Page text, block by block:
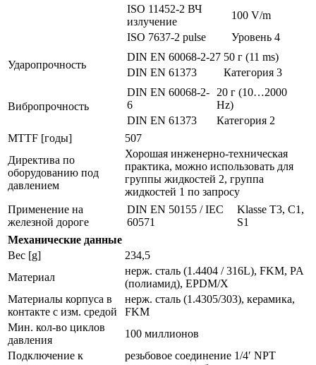
ISO 11452-2 ВЧ
излучение
100 V/m
ISO 7637-2 pulse
Уровень 4
Ударопрочность
DIN EN 60068-2-27 50 г (11 ms)
DIN EN 61373
Категория 3
Вибропрочность
DIN EN 60068-2-
6
20 г (10…2000
Hz)
DIN EN 61373
Категория 2
MTTF [годы]
507
Директива по
оборудованию под
давлением
Хорошая инженерно-техническая
практика, можно использовать для
группы жидкостей 2, группа
жидкостей 1 по запросу
Применение на
железной дороге
DIN EN 50155 / IEC
60571
Klasse T3, C1,
S1
Механические данные
Вес [g]
234,5
Материал
нерж. сталь (1.4404 / 316L), FKM, PA
(полиамид), EPDM/X
Материалы корпуса в
контакте с изм. средой
нерж. сталь (1.4305/303), керамика,
FKM
Мин. кол-во циклов
давления
100 миллионов
Подключение к
резьбовое соединение 1/4′ NPT